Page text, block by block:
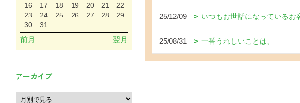
25/12/09 いつもお世話になっているお
25/08/31 一番うれしいことは、
16
17 18 19 20 21
22
23
24 25 26 27 28
29
30
31
前月 翌月
アーカイブ